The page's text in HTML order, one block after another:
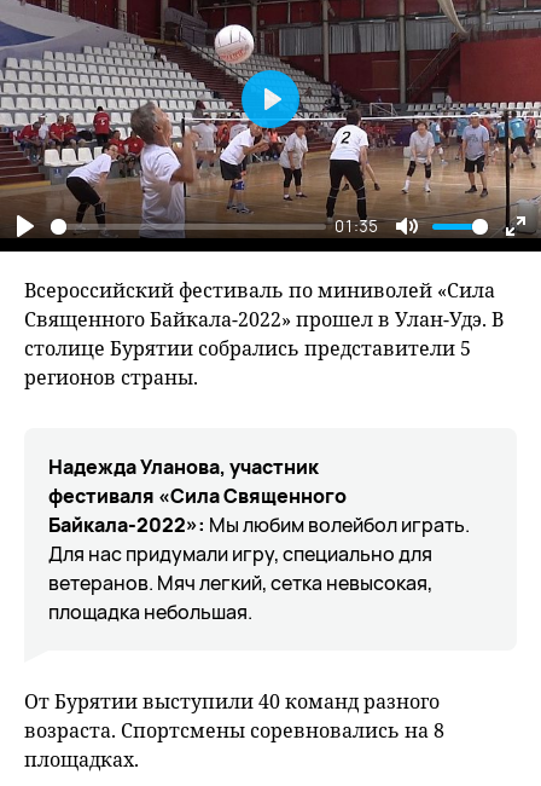
Play
01:35
Mute
Play
Всероссийский фестиваль по миниволей «Сила
Священного Байкала-2022» прошел в Улан-Удэ. В
столице Бурятии собрались представители 5
регионов страны.
Надежда Уланова, участник
фестиваля «Сила Священного
Байкала-2022»: Мы любим волейбол играть.
Для нас придумали игру, специально для
ветеранов. Мяч легкий, сетка невысокая,
площадка небольшая.
От Бурятии выступили 40 команд разного
возраста. Спортсмены соревновались на 8
площадках.